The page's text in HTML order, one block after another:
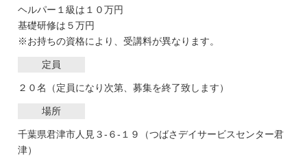
ヘルパー１級は１０万円
基礎研修は５万円
※お持ちの資格により、受講料が異なります。
定員
２０名（定員になり次第、募集を終了致します）
場所
千葉県君津市人見３-６-１９（つばさデイサービスセンター君
津）